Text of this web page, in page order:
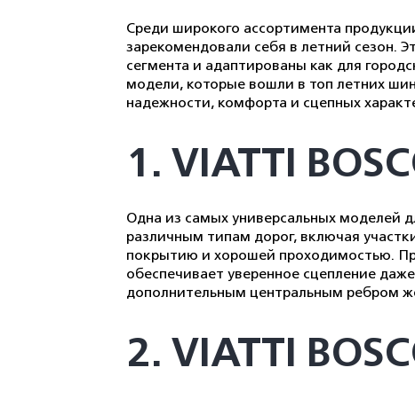
Среди широкого ассортимента
зарекомендовали себя в летний сезон.
сегмента и адаптированы как для
модели, которые вошли в топ летних
надежности, комфорта и сцепных
1. VIATTI
Одна из самых универсальных моделей
различным типам дорог, включая
покрытию и хорошей проходимостью.
обеспечивает уверенное сцепление
дополнительным центральным ребром
2. VIATTI